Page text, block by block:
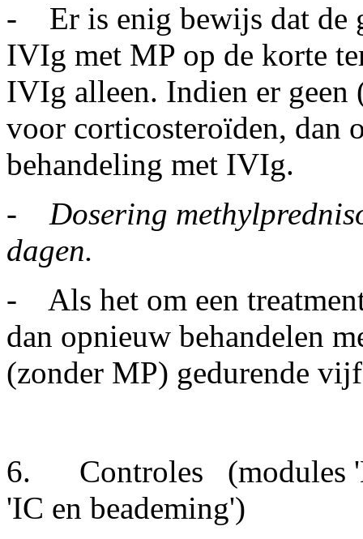
- Er is enig bewijs dat de
IVIg met MP op de korte
IVIg alleen. Indien er
voor corticosteroïden, dan
behandeling met IVIg.
- Dosering
dagen.
- Als het om een
dan opnieuw behandelen
(zonder MP) gedurende
6. Controles (modules
'IC en beademing')